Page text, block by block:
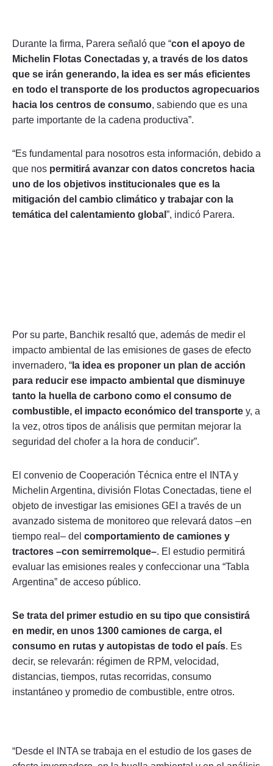
Durante la firma, Parera señaló que “con el apoyo de
Michelin Flotas Conectadas y, a través de los datos
que se irán generando, la idea es ser más eficientes
en todo el transporte de los productos agropecuarios
hacia los centros de consumo, sabiendo que es una
parte importante de la cadena productiva”.
“Es fundamental para nosotros esta información, debido a
que nos permitirá avanzar con datos concretos hacia
uno de los objetivos institucionales que es la
mitigación del cambio climático y trabajar con la
temática del calentamiento global ”, indicó Parera.
Por su parte, Banchik resaltó que, además de medir el
impacto ambiental de las emisiones de gases de efecto
invernadero, “ la idea es proponer un plan de acción
para reducir ese impacto ambiental que disminuye
tanto la huella de carbono como el consumo de
combustible, el impacto económico del transporte y, a
la vez, otros tipos de análisis que permitan mejorar la
seguridad del chofer a la hora de conducir”.
El convenio de Cooperación Técnica entre el INTA y
Michelin Argentina, división Flotas Conectadas, tiene el
objeto de investigar las emisiones GEI a través de un
avanzado sistema de monitoreo que relevará datos –en
tiempo real– del comportamiento de camiones y
tractores –con semirremolque–. El estudio permitirá
evaluar las emisiones reales y confeccionar una “Tabla
Argentina” de acceso público.
Se trata del primer estudio en su tipo que consistirá
en medir, en unos 1300 camiones de carga, el
consumo en rutas y autopistas de todo el país. Es
decir, se relevarán: régimen de RPM, velocidad,
distancias, tiempos, rutas recorridas, consumo
instantáneo y promedio de combustible, entre otros.
“Desde el INTA se trabaja en el estudio de los gases de